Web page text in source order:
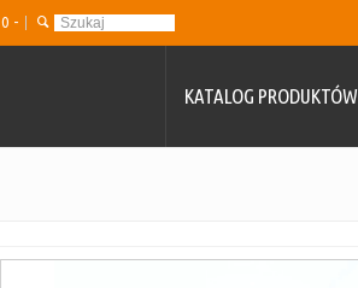
0 -
KATALOG PRODUKTÓW